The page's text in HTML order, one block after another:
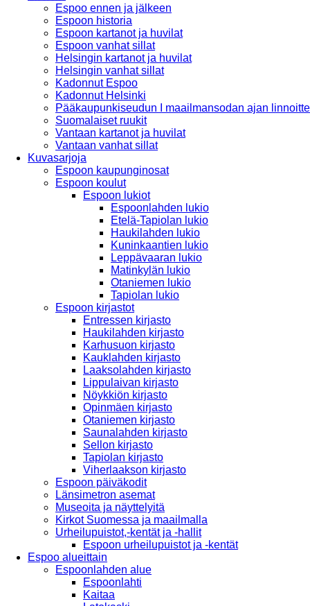
Espoo ennen ja jälkeen
Espoon historia
Espoon kartanot ja huvilat
Espoon vanhat sillat
Helsingin kartanot ja huvilat
Helsingin vanhat sillat
Kadonnut Espoo
Kadonnut Helsinki
Pääkaupunkiseudun I maailmansodan ajan
Suomalaiset ruukit
Vantaan kartanot ja huvilat
Vantaan vanhat sillat
Kuvasarjoja
Espoon kaupunginosat
Espoon koulut
Espoon lukiot
Espoonlahden lukio
Etelä-Tapiolan lukio
Haukilahden lukio
Kuninkaantien lukio
Leppävaaran lukio
Matinkylän lukio
Otaniemen lukio
Tapiolan lukio
Espoon kirjastot
Entressen kirjasto
Haukilahden kirjasto
Karhusuon kirjasto
Kauklahden kirjasto
Laaksolahden kirjasto
Lippulaivan kirjasto
Nöykkiön kirjasto
Opinmäen kirjasto
Otaniemen kirjasto
Saunalahden kirjasto
Sellon kirjasto
Tapiolan kirjasto
Viherlaakson kirjasto
Espoon päiväkodit
Länsimetron asemat
Museoita ja näyttelyitä
Kirkot Suomessa ja maailmalla
Urheilupuistot,-kentät ja -hallit
Espoon urheilupuistot ja -kentät
Espoo alueittain
Espoonlahden alue
Espoonlahti
Kaitaa